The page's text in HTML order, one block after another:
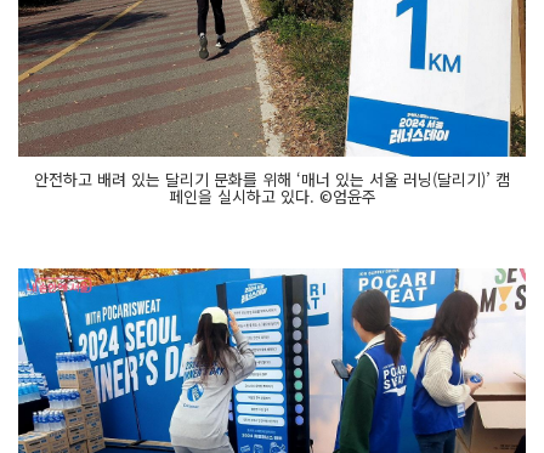
안전하고 배려 있는 달리기 문화를 위해 ‘매너 있는 서울 러닝(달리기)’ 캠
페인을 실시하고 있다. ©엄윤주